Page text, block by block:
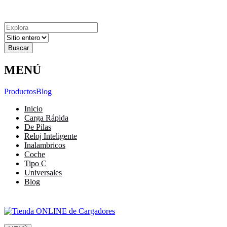
Resultados
para
MENÚ
ProductosBlog
Inicio
Carga Rápida
De Pilas
Reloj Inteligente
Inalambricos
Coche
Tipo C
Universales
Blog